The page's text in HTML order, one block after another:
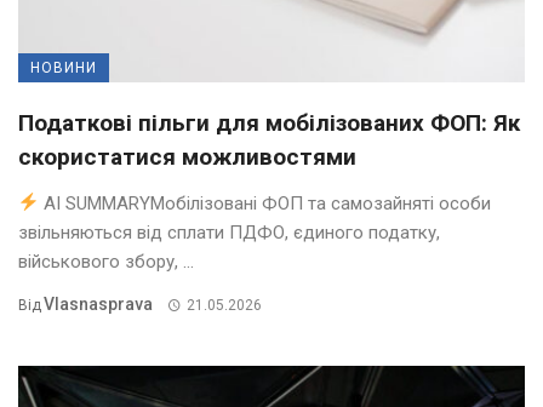
НОВИНИ
Податкові пільги для мобілізованих ФОП: Як
скористатися можливостями
AI SUMMARYМобілізовані ФОП та самозайняті особи
звільняються від сплати ПДФО, єдиного податку,
військового збору, ...
Від Vlasnasprava 21.05.2026